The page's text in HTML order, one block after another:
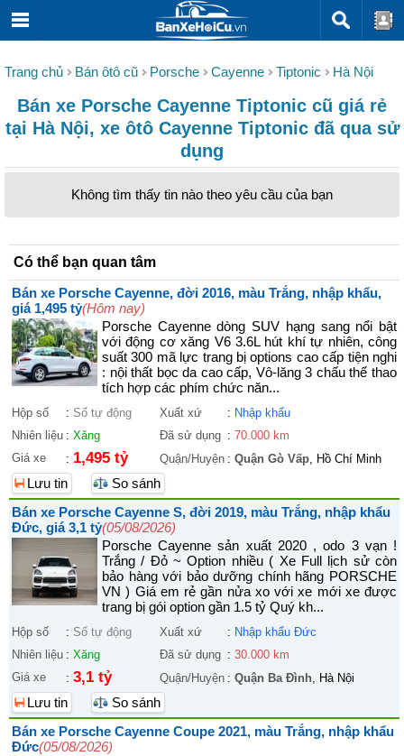
Trang chủ Bán ôtô cũ Porsche Cayenne Tiptonic Hà Nội
Bán xe Porsche Cayenne Tiptonic cũ giá rẻ
tại Hà Nội, xe ôtô Cayenne Tiptonic đã qua sử
dụng
Không tìm thấy tin nào theo yêu cầu của bạn
Có thể bạn quan tâm
Bán xe Porsche Cayenne, đời 2016, màu Trắng, nhập khẩu,
giá 1,495 tỷ(Hôm nay)
Porsche Cayenne dòng SUV hạng sang nổi bật
với động cơ xăng V6 3.6L hút khí tự nhiên, công
suất 300 mã lực trang bị options cao cấp tiện nghi
: nội thất bọc da cao cấp, Vô-lăng 3 chấu thể thao
tích hợp các phím chức năn...
Hộp số : Số tự động Xuất xứ : Nhập khẩu
Nhiên liệu : Xăng Đã sử dụng : 70.000 km
Giá xe
: 1,495 tỷ Quận/Huyện : Quận Gò Vấp, Hồ Chí Minh
Lưu tin
So sánh
Bán xe Porsche Cayenne S, đời 2019, màu Trắng, nhập khẩu
Đức, giá 3,1 tỷ(05/08/2026)
Porsche Cayenne sản xuất 2020 , odo 3 vạn !
Trắng / Đỏ ~ Option nhiều ( Xe Full lịch sử còn
bảo hàng với bảo dưỡng chính hãng PORSCHE
VN ) Giá em rẻ gần nửa xo với xe mới xe được
trang bị gói option gần 1.5 tỷ Quý kh...
Hộp số : Số tự động Xuất xứ : Nhập khẩu Đức
Nhiên liệu : Xăng Đã sử dụng : 30.000 km
Giá xe
: 3,1 tỷ Quận/Huyện : Quận Ba Đình, Hà Nội
Lưu tin
So sánh
Bán xe Porsche Cayenne Coupe 2021, màu Trắng, nhập khẩu
Đức(05/08/2026)